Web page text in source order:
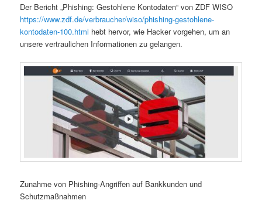
Der Bericht „Phishing: Gestohlene Kontodaten“ von ZDF WISO
https://www.zdf.de/verbraucher/wiso/phishing-gestohlene-
kontodaten-100.html hebt hervor, wie Hacker vorgehen, um an
unsere vertraulichen Informationen zu gelangen.
Zunahme von Phishing-Angriffen auf Bankkunden und
Schutzmaßnahmen